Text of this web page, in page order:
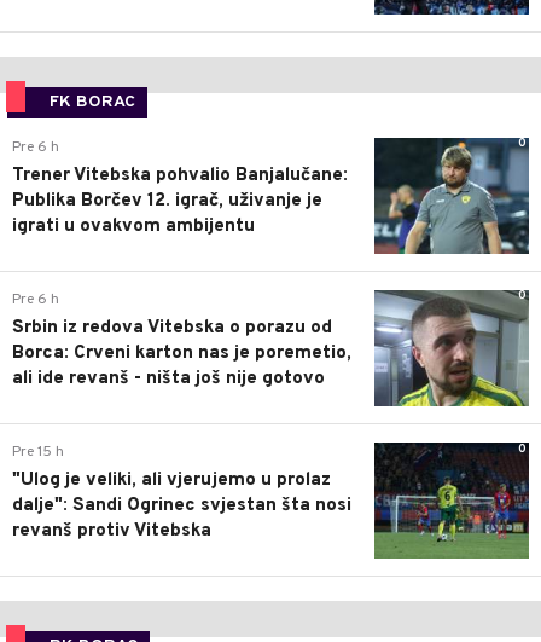
FK BORAC
0
Pre 6 h
Trener Vitebska pohvalio Banjalučane:
Publika Borčev 12. igrač, uživanje je
igrati u ovakvom ambijentu
0
Pre 6 h
Srbin iz redova Vitebska o porazu od
Borca: Crveni karton nas je poremetio,
ali ide revanš - ništa još nije gotovo
0
Pre 15 h
"Ulog je veliki, ali vjerujemo u prolaz
dalje": Sandi Ogrinec svjestan šta nosi
revanš protiv Vitebska